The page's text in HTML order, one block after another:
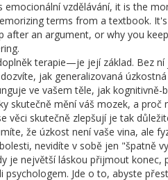
emocionální vzdělávání, it is the
terms from a textbook.
after an argument, or why you
terapie—je její základ. Bez
jak generalizovaná
ve vašem těle, jak kognitivně-
skutečně mění váš mozek, a proč
věci skutečně zlepšujíje tak
že úzkost není vaše vina, ale
nevidíte v sobě jen "špatně
je největší láskou přijmout konec,
Jde o to, abyste